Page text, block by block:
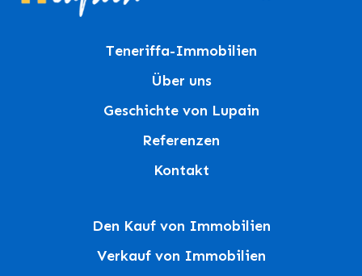
Teneriffa-Immobilien
Über uns
Geschichte von Lupain
Referenzen
Kontakt
Den Kauf von Immobilien
Verkauf von Immobilien